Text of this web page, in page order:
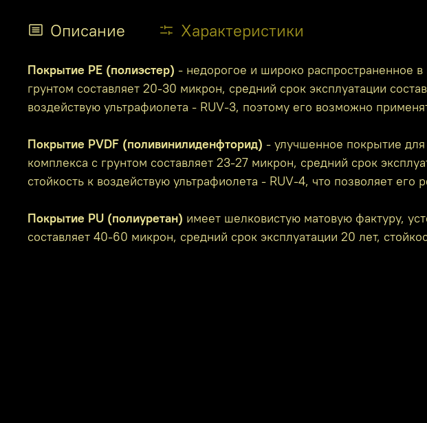
Описание Характеристики
Покрытие PE (полиэстер) - недорогое и широко распространенное
грунтом составляет 20-30 микрон, средний срок эксплуатации
воздействую ультрафиолета - RUV-3, поэтому его возможно
Покрытие PVDF (поливинилиденфторид) - улучшенное покрытие
комплекса с грунтом составляет 23-27 микрон, средний срок
стойкость к воздействую ультрафиолета - RUV-4, что позволяет
Покрытие PU (полиуретан) имеет шелковистую матовую фактуру,
составляет 40-60 микрон, средний срок эксплуатации 20 лет,